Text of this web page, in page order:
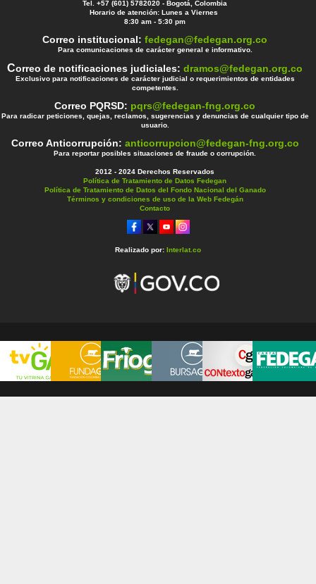
Tel. +57 (601) 5782020 - Bogotá, Colombia
Horario de atención: Lunes a Viernes
8:30 am - 5:30 pm
Correo institucional:fedegan@fedegan.org.co
Para comunicaciones de carácter general e informativo.
Correo de notificaciones judiciales:dramos@fedegan.org.co
Exclusivo para notificaciones de carácter judicial o requerimientos de entidades
competentes.
Correo PQRSD: pqrs@fedegan-fng.org.co
Para radicar peticiones, quejas, reclamos, sugerencias y denuncias de cualquier tipo de
usuario.
Correo Anticorrupción: anticorrupcion@fedegan-fng.org.co
Para reportar posibles situaciones de fraude o corrupción.
2012 - 2024 Derechos Reservados
Política de Tratamiento de Datos Fedegan
Política de Tratamiento de Datos del Fondo Nacional del Ganado
Términos y condiciones de uso de la Web Fedegán
Contacto
Realizado por: Interlat.co